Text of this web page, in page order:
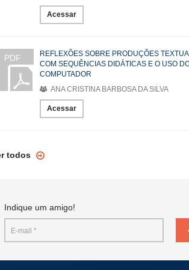
Acessar
PDF
REFLEXÕES SOBRE PRODUÇÕES
COM SEQUÊNCIAS DIDÁTICAS E O USO
COMPUTADOR
ANA CRISTINA BARBOSA DA SILVA
Acessar
todos
Indique um amigo!